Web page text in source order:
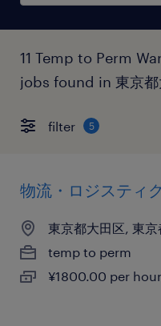
11 Temp to Perm
jobs found in 東京都
filter 5
物流・ロジスティ
東京都大田区, 東京
temp to perm
¥1800.00 per hour